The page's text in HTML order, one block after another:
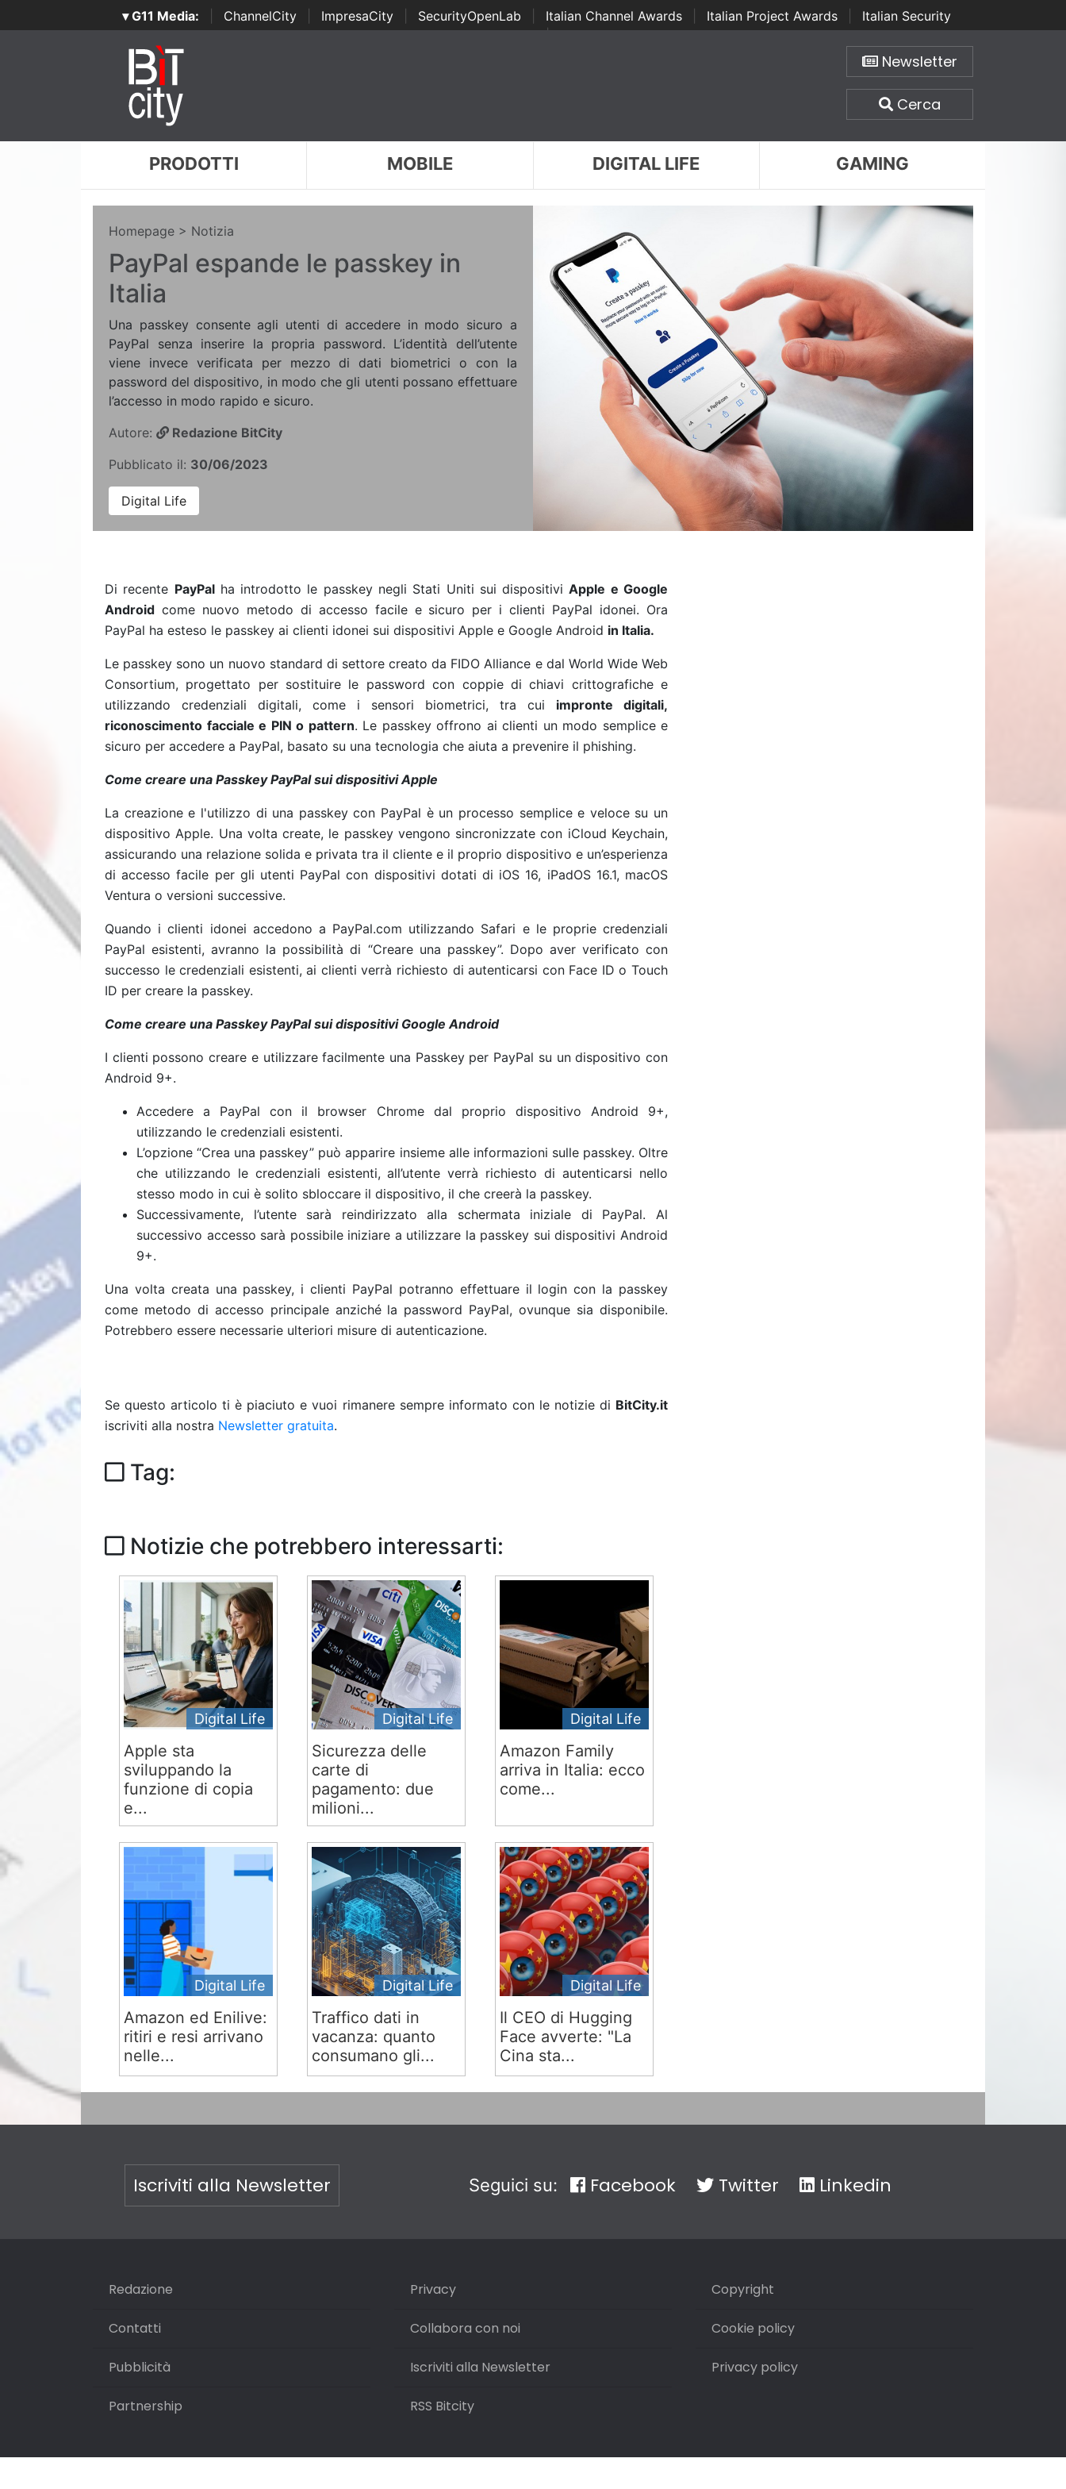
▾ G11 Media: ChannelCity ImpresaCity SecurityOpenLab Italian Channel Awards Italian Project Awards
Italian Security
Awards | ...
Newsletter
Cerca
PRODOTTI MOBILE DIGITAL LIFE GAMING
Homepage > Notizia
PayPal espande le passkey in
Italia
Una passkey consente agli utenti di accedere in modo sicuro a
PayPal senza inserire la propria password. L’identità dell’utente
viene invece verificata per mezzo di dati biometrici o con la
password del dispositivo, in modo che gli utenti possano effettuare
l’accesso in modo rapido e sicuro.
Autore:
Redazione BitCity
Pubblicato il: 30/06/2023
Digital Life
Di recente PayPalha introdotto le passkey negli Stati Uniti suidispositiviApple e Google
Android come nuovo metodo di accesso facile e sicuro per i clienti PayPal idonei. Ora
PayPal ha esteso le passkey ai clienti idonei sui dispositivi Apple e Google Android in Italia.
Le passkey sono un nuovo standard di settore creato da FIDO Alliance e dal World Wide Web
Consortium, progettato per sostituire le password con coppie di chiavi crittografiche e
utilizzando credenziali digitali, come i sensori biometrici, tra cui impronte digitali,
riconoscimento facciale e PIN o pattern. Le passkey offrono ai clienti un modo semplice e
sicuro per accedere a PayPal, basato su una tecnologia che aiuta a prevenire il phishing.
Come creare una Passkey PayPal sui dispositivi Apple
La creazione e l'utilizzo di una passkey con PayPal è un processo semplice e veloce su un
dispositivo Apple. Una volta create, le passkey vengono sincronizzate con iCloud Keychain,
assicurando una relazione solida e privata tra il cliente e il proprio dispositivo e un’esperienza
di accesso facile per gli utenti PayPal con dispositivi dotati di iOS 16, iPadOS 16.1, macOS
Ventura o versioni successive.
Quando i clienti idonei accedono a PayPal.com utilizzando Safari e le proprie credenziali
PayPal esistenti, avranno la possibilità di “Creare una passkey”. Dopo aver verificato con
successo le credenziali esistenti, ai clienti verrà richiesto di autenticarsi con Face ID o Touch
ID per creare la passkey.
Come creare una Passkey PayPal sui dispositivi Google Android
I clienti possono creare e utilizzare facilmente una Passkey per PayPal su un dispositivo con
Android 9+.
Accedere a PayPal con il browser Chrome dal proprio dispositivo Android 9+,
utilizzando le credenziali esistenti.
L’opzione “Crea una passkey” può apparire insieme alle informazioni sulle passkey. Oltre
che utilizzando le credenziali esistenti, all’utente verrà richiesto di autenticarsi nello
stesso modo in cui è solito sbloccare il dispositivo, il che creerà la passkey.
Successivamente, l’utente sarà reindirizzato alla schermata iniziale di PayPal. Al
successivo accesso sarà possibile iniziare a utilizzare la passkey sui dispositivi Android
9+.
Una volta creata una passkey, i clienti PayPal potranno effettuare il login con la passkey
come metodo di accesso principale anziché la password PayPal, ovunque sia disponibile.
Potrebbero essere necessarie ulteriori misure di autenticazione.
Se questo articolo ti è piaciuto e vuoi rimanere sempre informato con le notizie di BitCity.it
iscriviti alla nostra Newsletter gratuita.
Tag:
Notizie che potrebbero interessarti:
Digital Life
Apple sta
sviluppando la
funzione di copia
e...
Digital Life
Sicurezza delle
carte di
pagamento: due
milioni...
Digital Life
Amazon Family
arriva in Italia: ecco
come...
Digital Life
Amazon ed Enilive:
ritiri e resi arrivano
nelle...
Digital Life
Traffico dati in
vacanza: quanto
consumano gli...
Digital Life
Il CEO di Hugging
Face avverte: "La
Cina sta...
Iscriviti alla Newsletter Seguici su: Facebook Twitter Linkedin
Redazione
Contatti
Pubblicità
Partnership
Privacy
Collabora con noi
Iscriviti alla Newsletter
RSS Bitcity
Copyright
Cookie policy
Privacy policy